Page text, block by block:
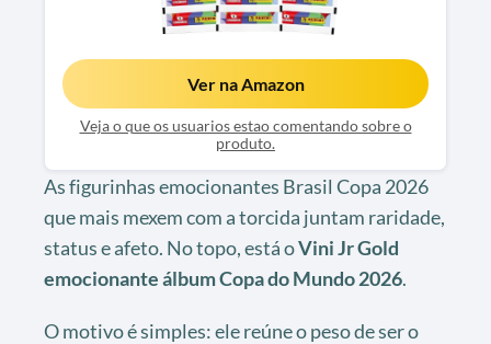
Ver na Amazon
Veja o que os usuarios estao comentando sobre o
produto.
As figurinhas emocionantes Brasil Copa 2026
que mais mexem com a torcida juntam raridade,
status e afeto. No topo, está oVini Jr Gold
emocionante álbum Copa do Mundo 2026.
O motivo é simples: ele reúne o peso de ser o